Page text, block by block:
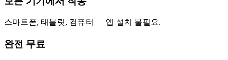
스마트폰, 태블릿, 컴퓨터 — 앱 설치 불필요.
완전 무료